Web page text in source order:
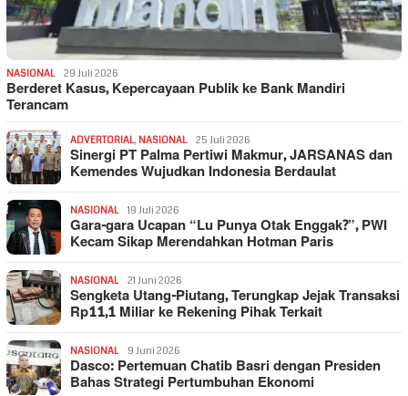
NASIONAL 29 Juli 2026
Berderet Kasus, Kepercayaan Publik ke Bank Mandiri
Terancam
ADVERTORIAL, NASIONAL 25 Juli 2026
Sinergi PT Palma Pertiwi Makmur, JARSANAS dan
Kemendes Wujudkan Indonesia Berdaulat
NASIONAL 19 Juli 2026
Gara-gara Ucapan “Lu Punya Otak Enggak?”, PWI
Kecam Sikap Merendahkan Hotman Paris
NASIONAL 21 Juni 2026
Sengketa Utang-Piutang, Terungkap Jejak Transaksi
Rp11,1 Miliar ke Rekening Pihak Terkait
NASIONAL 9 Juni 2026
Dasco: Pertemuan Chatib Basri dengan Presiden
Bahas Strategi Pertumbuhan Ekonomi